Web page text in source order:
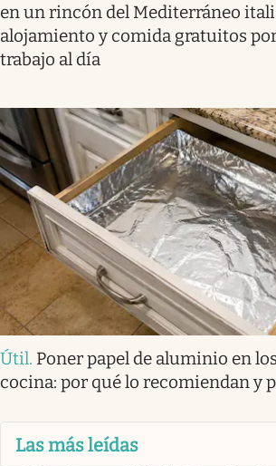
en un rincón del Mediterráneo
alojamiento y comida gratuitos
trabajo al día
Útil. Poner papel de aluminio en
cocina: por qué lo recomiendan y
Las más leídas